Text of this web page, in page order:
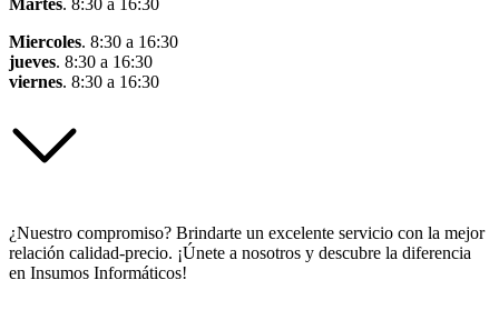
Miercoles. 8:30 a 16:30
jueves. 8:30 a 16:30
viernes. 8:30 a 16:30
¿Nuestro compromiso? Brindarte un excelente servicio con la mejor
relación calidad-precio. ¡Únete a nosotros y descubre la diferencia
en Insumos Informáticos!